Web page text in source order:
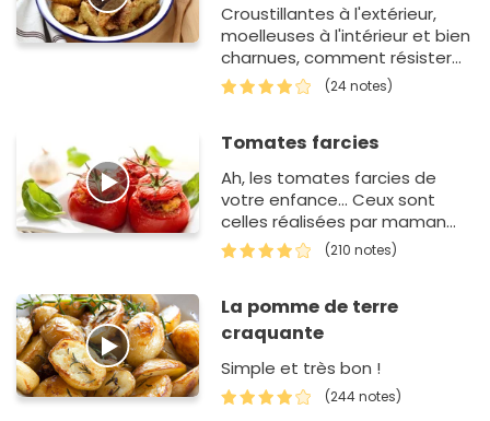
Croustillantes à l'extérieur,
moelleuses à l'intérieur et bien
charnues, comment résister
aux potatoes ?(24 notes)
Tomates farcies
Ah, les tomates farcies de
votre enfance... Ceux sont
celles réalisées par maman
qui sont toujours les
meilleures... A servir avec un riz
(210 notes)
La pomme de terre
craquante
Simple et très bon !
(244 notes)